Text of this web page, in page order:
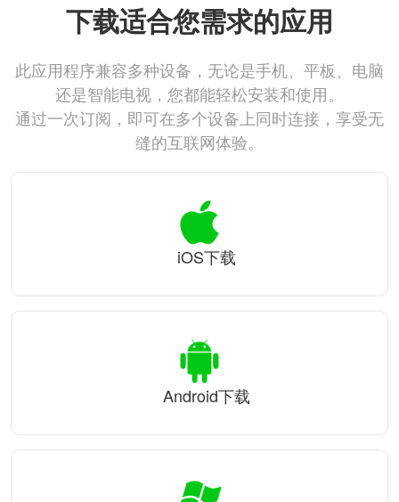
下载适合您需求的应用
此应用程序兼容多种设备，无论是手机、平板、电脑
还是智能电视，您都能轻松安装和使用。
通过一次订阅，即可在多个设备上同时连接，享受无
缝的互联网体验。
iOS下载
Android下载